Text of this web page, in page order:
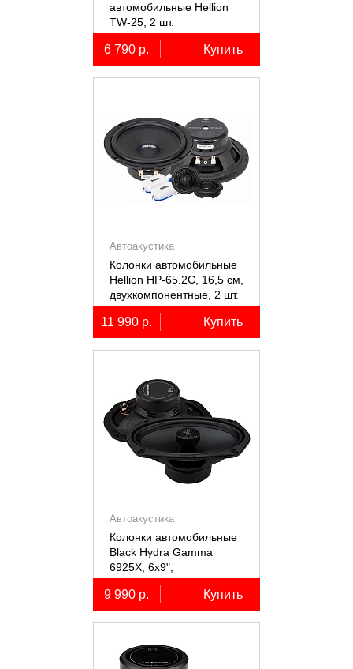
автомобильные Hellion
TW-25, 2 шт.
6 790 р. Купить
Автоакустика
Колонки автомобильные
Hellion HP-65.2С, 16,5 см,
двухкомпонентные, 2 шт.
11 990 р. Купить
Автоакустика
Колонки автомобильные
Black Hydra Gamma
6925X, 6х9",
коаксиальные
двухполосные, 2 шт.
9 990 р. Купить